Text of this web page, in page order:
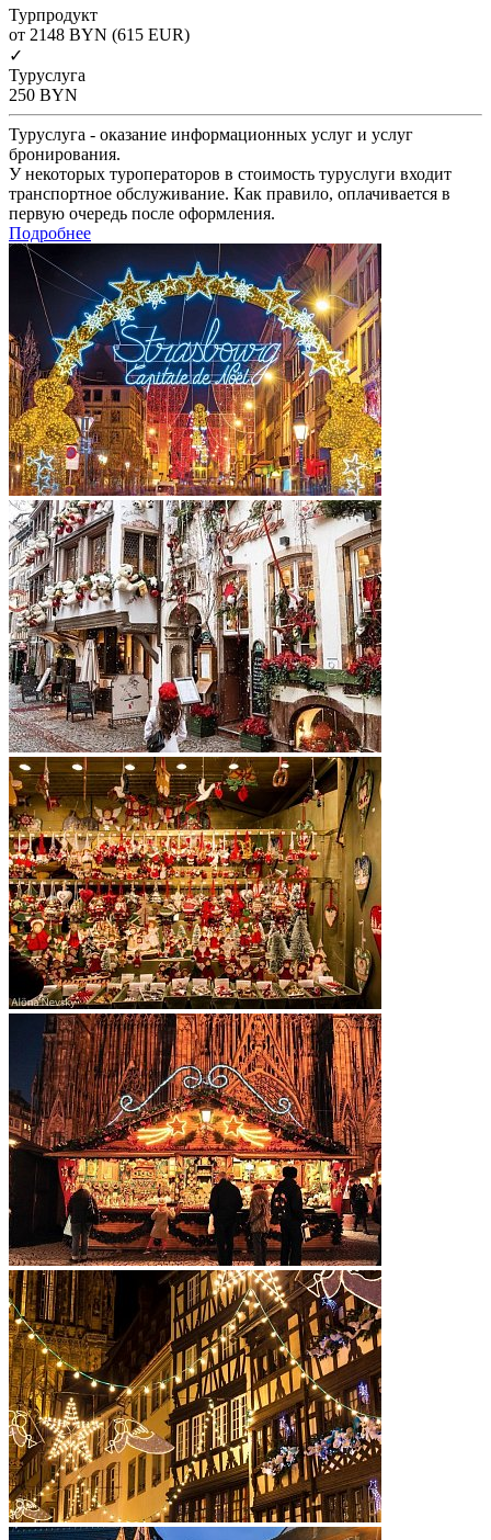
Турпродукт
от 2148 BYN (615 EUR)
✓
Туруслуга
250 BYN
Туруслуга - оказание информационных услуг и услуг
бронирования.
У некоторых туроператоров в стоимость туруслуги входит
транспортное обслуживание. Как правило, оплачивается в
первую очередь после оформления.
Подробнее